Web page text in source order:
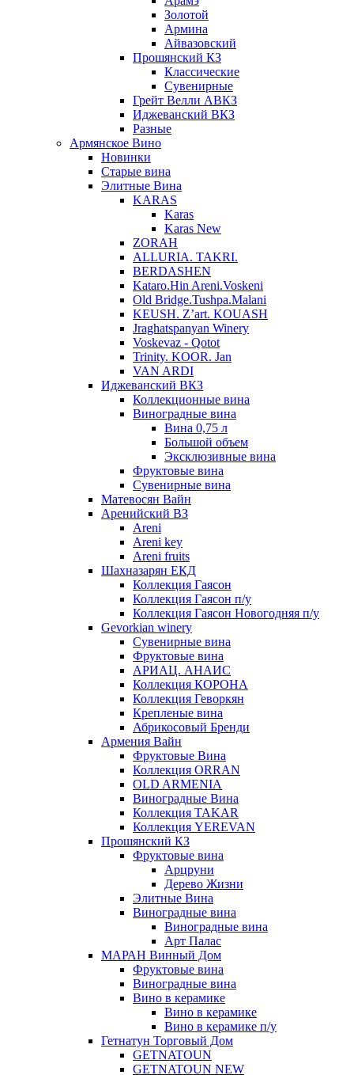
Золотой
Армина
Айвазовский
Прошянский КЗ
Классические
Сувенирные
Грейт Велли АВКЗ
Иджеванский ВКЗ
Разные
Армянское Вино
Новинки
Старые вина
Элитные Вина
KARAS
Karas
Karas New
ZORAH
ALLURIA. TAKRI.
BERDASHEN
Kataro.Hin Areni.Voskeni
Old Bridge.Tushpa.Malani
KEUSH. Z’art. KOUASH
Jraghatspanyan Winery
Voskevaz - Qotot
Trinity. KOOR. Jan
VAN ARDI
Иджеванский ВКЗ
Коллекционные вина
Виноградные вина
Вина 0,75 л
Большой объем
Эксклюзивные вина
Фруктовые вина
Cувенирные вина
Матевосян Вайн
Аренийский ВЗ
Areni
Areni key
Areni fruits
Шахназарян ЕКД
Коллекция Гаясон
Коллекция Гаясон п/у
Коллекция Гаясон Новогодняя п/у
Gevorkian winery
Сувенирные вина
Фруктовые вина
АРИАЦ. АНАИС
Коллекция КОРОНА
Коллекция Геворкян
Крепленые вина
Абрикосовый Бренди
Армения Вайн
Фруктовые Вина
Коллекция ORRAN
OLD ARMENIA
Виноградные Вина
Коллекция TAKAR
Коллекция YEREVAN
Прошянский КЗ
Фруктовые вина
Арцруни
Дерево Жизни
Элитные Вина
Виноградные вина
Виноградные вина
Арт Палас
МАРАН Винный Дом
Фруктовые вина
Виноградные вина
Вино в керамике
Вино в керамике
Вино в керамике п/у
Гетнатун Торговый Дом
GETNATOUN
GETNATOUN NEW